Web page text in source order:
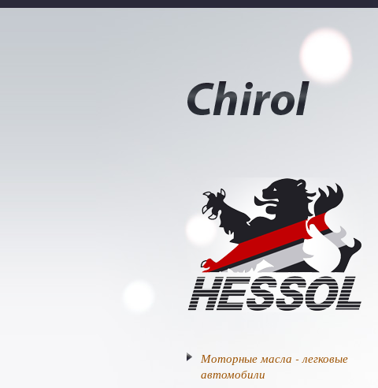
Моторные масла - легковые
автомобили